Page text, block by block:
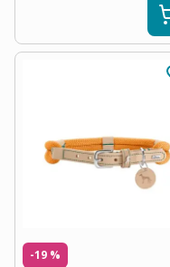
-19 %